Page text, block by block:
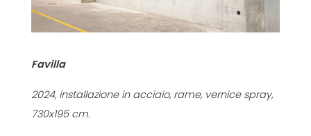
Favilla
2024, installazione in acciaio, rame, vernice spray,
730x195 cm.